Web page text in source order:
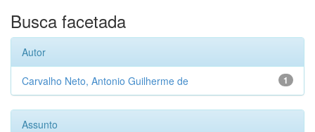
Busca facetada
Autor
1
Carvalho Neto, Antonio Guilherme de
Assunto